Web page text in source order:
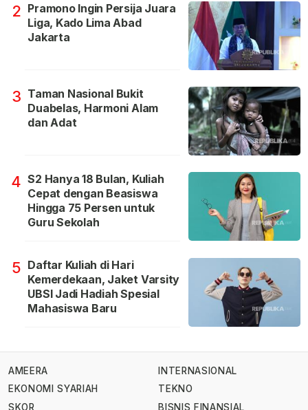
2 Pramono Ingin Persija Juara
Liga, Kado Lima Abad
Jakarta
3 Taman Nasional Bukit
Duabelas, Harmoni Alam
dan Adat
4 S2 Hanya 18 Bulan, Kuliah
Cepat dengan Beasiswa
Hingga 75 Persen untuk
Guru Sekolah
5 Daftar Kuliah di Hari
Kemerdekaan, Jaket Varsity
UBSI Jadi Hadiah Spesial
Mahasiswa Baru
AMEERA
EKONOMI SYARIAH
SKOR
INTERNASIONAL
TEKNO
BISNIS FINANSIAL